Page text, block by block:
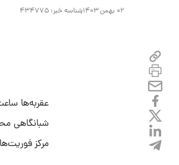
۰۲ بهمن ۱۴۰۳ شناسه خبر: ۴۳۴۷۷۵
شبانگاهی
مرکز فوریت‌های